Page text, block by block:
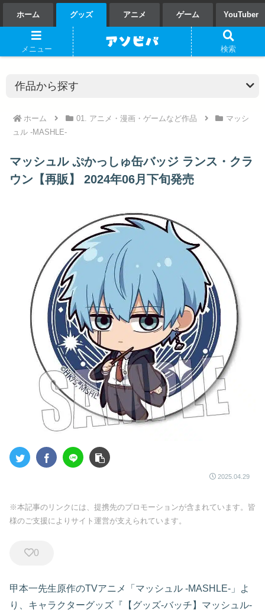
ホーム グッズ アニメ ゲーム YouTuber
ホーム 01. アニメ・漫画・ゲームなど作品
マッシ
ュル -MASHLE-
マッシュル ぷかっしゅ缶バッジ ランス・クラ
ウン【再販】 2024年06月下旬発売
2025.04.29
※本記事のリンクには、提携先のプロモーションが含まれています。皆
様のご支援によりサイト運営が支えられています。
0
甲本一先生原作のTVアニメ「マッシュル -MASHLE-」よ
り、キャラクターグッズ『【グッズ-バッチ】マッシュル-
メニュー 検索